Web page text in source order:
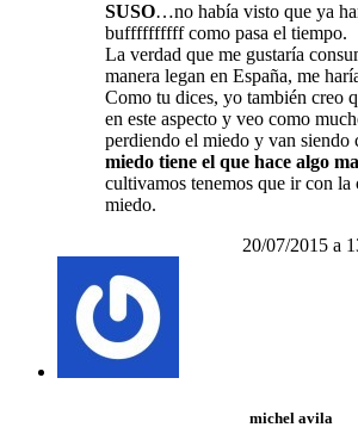
SUSO…no había visto que ya
buffffffffff como pasa el tiempo.
La verdad que me gustaría
manera legan en España, me
Como tu dices, yo también creo
en este aspecto y veo como
perdiendo el miedo y van siendo
miedo tiene el que hace algo
cultivamos tenemos que ir con la
miedo.
20/07/2015 a
michel avila